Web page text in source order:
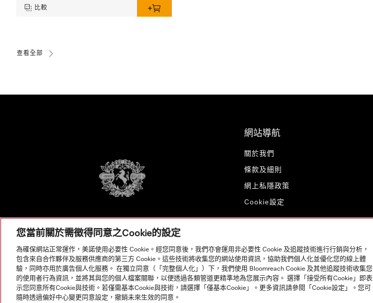
比較
查看全部
網站導航
關於我們
條款及細則
網上私隱政策
Cookie設定
© Copyright, Miele Hong Kong Ltd. All rights reserved.
您當前關於需徵得同意之Cookie的設定
為確保網站正常運作，美諾使用必要性 Cookie。經您同意後，我們亦會運用非必要性 Cookie 及追蹤技術進行行銷與分析，
包含來自合作夥伴及服務供應商的第三方 Cookie。這些技術將收集您的網站使用資訊，協助我們個人化並優化您的線上體
驗，同時亦用於廣告個人化服務。 在獨立同意（「完整個人化」）下，我們使用 Bloomreach Cookie 及其他追蹤技術收集您
的使用者行為資訊，並將其與您的個人檔案關聯，以便透過各類管道更精準地為您展示內容。 選擇「接受所有Cookie」即表
示您同意所有Cookie與技術。若僅需基本Cookie與技術，請選擇「僅基本Cookie」。更多資訊請參閱「Cookie設定」。您可
隨時透過偏好中心變更同意設定，撤銷未來生效的同意。